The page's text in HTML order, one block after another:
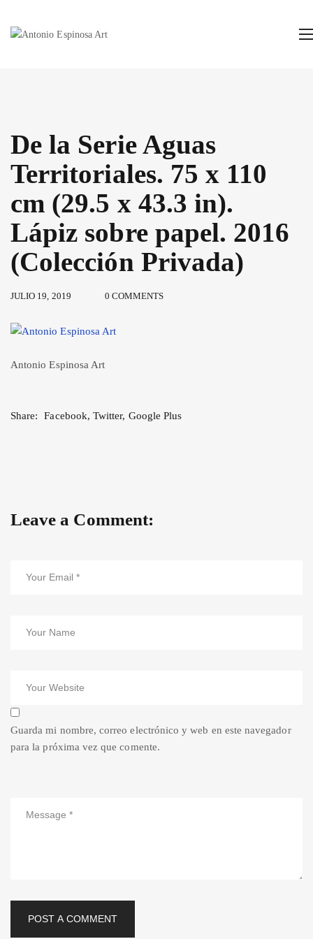
De la Serie Aguas
Territoriales. 75 x 110
cm (29.5 x 43.3 in).
Lápiz sobre papel. 2016
(Colección Privada)
JULIO 19, 2019 0 COMMENTS
Antonio Espinosa Art
Share: Facebook,Twitter, Google Plus
Leave a Comment:
Guarda mi nombre, correo electrónico y web en este navegador
para la próxima vez que comente.
POST A COMMENT